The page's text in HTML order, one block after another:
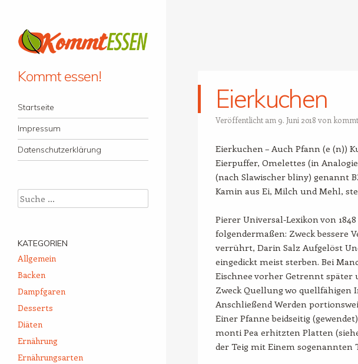
Kommt essen!
Menü
Zum Inhalt springen
Startseite
Impressum
Datenschutzerklärung
Eierkuchen
Veröffentlicht am 9. Juni 2018 von kommt
Eierkuchen – Auch Pfann (e (n))
Eierpuffer, Omelettes (in
(nach Slawischer bliny) genannt
Kamin aus Ei, Milch und Mehl,
Pierer Universal-Lexikon von
folgendermaßen: Zweck bessere
verrührt, Darin Salz Aufgelöst
eingedickt meist sterben. Bei
Eischnee vorher Getrennt später
Zweck Quellung wo quellfähigen
Anschließend Werden
Einer Pfanne beidseitig
monti Pea erhitzten Platten
der Teig mit Einem sogenannten
Suche
KATEGORIEN
Allgemein
Backen
Dampfgaren
Desserts
Diäten
Ernährung
Ernährungsarten